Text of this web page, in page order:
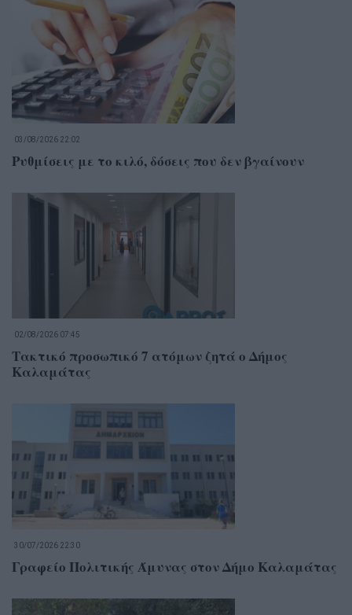
03/08/2026 22:02
Ρυθμίσεις με το κιλό, δόσεις που δεν βγαίνουν
02/08/2026 07:45
Τακτικό προσωπικό 7 ατόμων ζητά ο Δήμος
Καλαμάτας
30/07/2026 22:30
Γραφείο Πολιτικής Άμυνας στον Δήμο Καλαμάτας